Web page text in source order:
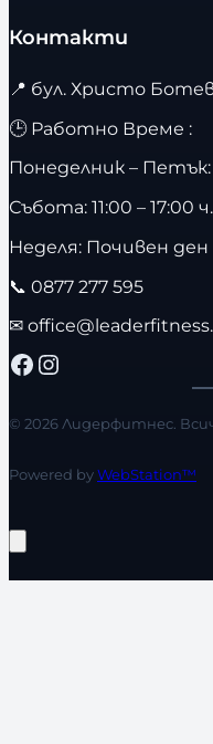
Контакти
📍 бул. Христо Ботев
🕒 Работно Време :
Понеделник – Петък:
Събота: 11:00 – 17:00 ч.
Неделя: Почивен ден
📞 0877 277 595
✉
Facebook Instagram
© 2026 Лидерфитнес.
Powered byWebStation™